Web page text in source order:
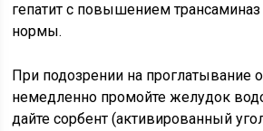
гепатит с повышением
нормы.
При подозрении на проглатывание
немедленно промойте желудок
дайте сорбент (активированный